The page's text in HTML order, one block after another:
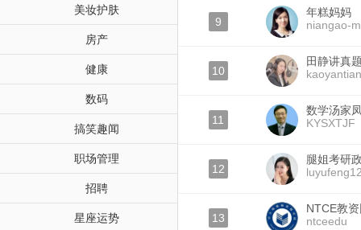
美妆护肤
房产
健康
数码
搞笑趣闻
职场管理
招聘
星座运势
9
年糕妈妈
niangao-
10
田静讲真
11
数学汤家
KYSXTJF
12
腿姐考研
13
NTCE教
ntceedu